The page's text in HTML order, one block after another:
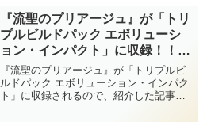
『流聖のプリアージュ』が「トリ
プルビルドパック エボリューシ
ョン・インパクト」に収録！！
『スター・リスタート』と『はじ
まりの星』のサポート！！これら
をサルベージしつつ1ドローは、
『流聖のプリアージュ』が「トリプルビ
ルドパック エボリューション・インパク
ト」に収録されるので、紹介した記事と